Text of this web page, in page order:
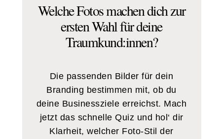
Welche Fotos machen dich zur
ersten Wahl für deine
Traumkund:innen?
Die passenden Bilder für dein
Branding bestimmen mit, ob du
deine Businessziele erreichst. Mach
jetzt das schnelle Quiz und hol‘ dir
Klarheit, welcher Foto-Stil der